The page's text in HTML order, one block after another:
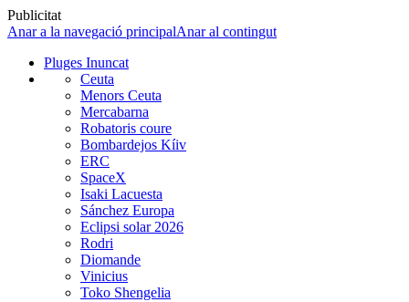
Publicitat
Anar a la navegació principalAnar al contingut
Pluges Inuncat
Ceuta
Menors Ceuta
Mercabarna
Robatoris coure
Bombardejos Kíiv
ERC
SpaceX
Isaki Lacuesta
Sánchez Europa
Eclipsi solar 2026
Rodri
Diomande
Vinicius
Toko Shengelia